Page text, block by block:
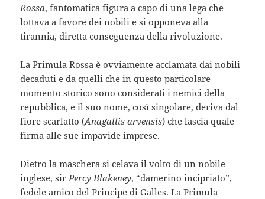
Rossa, fantomatica figura a capo di una lega che
lottava a favore dei nobili e si opponeva alla
tirannia, diretta conseguenza della rivoluzione.
La Primula Rossa è ovviamente acclamata dai nobili
decaduti e da quelli che in questo particolare
momento storico sono considerati i nemici della
repubblica, e il suo nome, così singolare, deriva dal
fiore scarlatto (Anagallis arvensis) che lascia quale
firma alle sue impavide imprese.
Dietro la maschera si celava il volto di un nobile
inglese, sir Percy Blakeney, “damerino incipriato”,
fedele amico del Principe di Galles. La Primula